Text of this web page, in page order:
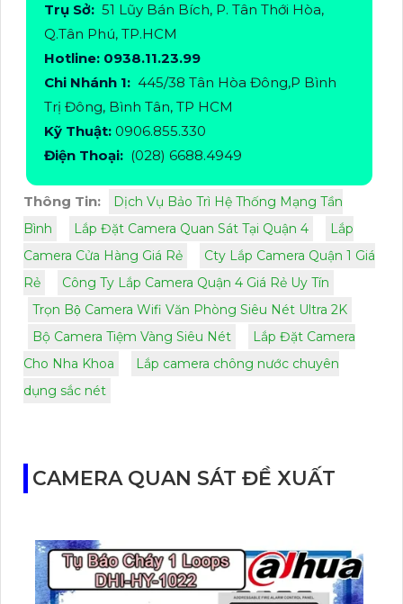
Trụ Sở: 51 Lũy Bán Bích, P. Tân Thới Hòa,
Q.Tân Phú, TP.HCM
Hotline: 0938.11.23.99
Chi Nhánh 1: 445/38 Tân Hòa Đông,P Bình
Trị Đông, Bình Tân, TP HCM
Kỹ Thuật: 0906.855.330
Điện Thoại: (028) 6688.4949
Thông Tin:
Dịch Vụ Bảo Trì Hệ Thống Mạng Tần
Bình
Lắp Đặt Camera Quan Sát Tại Quận 4
Lắp
Camera Cửa Hàng Giá Rẻ
Cty Lắp Camera Quận 1 Giá
Rẻ
Công Ty Lắp Camera Quận 4 Giá Rẻ Uy Tín
Trọn Bộ Camera Wifi Văn Phòng Siêu Nét Ultra 2K
Bộ Camera Tiệm Vàng Siêu Nét
Lắp Đặt Camera
Cho Nha Khoa
Lắp camera chông nước chuyên
dụng sắc nét
CAMERA QUAN SÁT ĐỀ XUẤT